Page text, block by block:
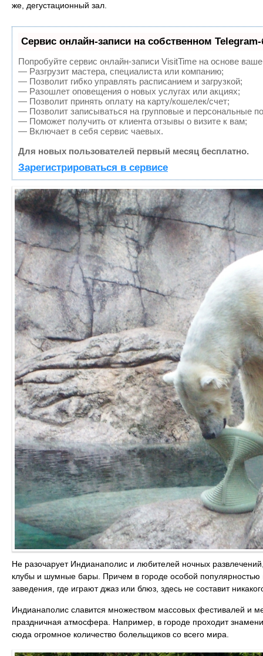
же, дегустационный зал.
Сервис онлайн-записи на собственном Telegram-
Попробуйте сервис онлайн-записи VisitTime на основе
— Разгрузит мастера, специалиста или компанию;
— Позволит гибко управлять расписанием и загрузкой;
— Разошлет оповещения о новых услугах или акциях;
— Позволит принять оплату на карту/кошелек/счет;
— Позволит записываться на групповые и персональные
— Поможет получить от клиента отзывы о визите к вам;
— Включает в себя сервис чаевых.
Для новых пользователей первый месяц бесплатно.
Зарегистрироваться в сервисе
Не разочарует Индианаполис и любителей ночных
клубы и шумные бары. Причем в городе особой популярностью
заведения, где играют джаз или блюз, здесь не составит
Индианаполис славится множеством массовых фестивалей и
праздничная атмосфера. Например, в городе проходит
сюда огромное количество болельщиков со всего мира.